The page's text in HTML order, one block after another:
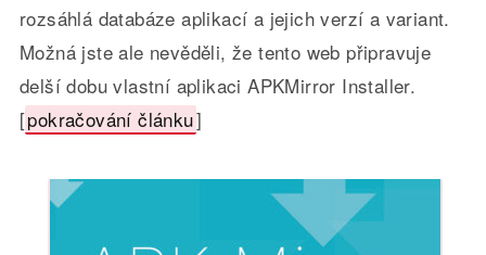
rozsáhlá databáze aplikací a jejich verzí a variant.
Možná jste ale nevěděli, že tento web připravuje
delší dobu vlastní aplikaci APKMirror Installer.
[pokračování článku]